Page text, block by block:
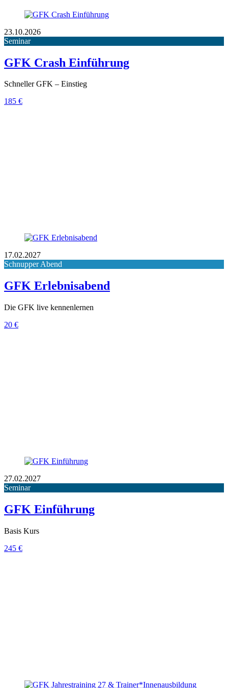
23.10.2026
Seminar
GFK Crash Einführung
Schneller GFK – Einstieg
185 €
17.02.2027
Schnupper Abend
GFK Erlebnisabend
Die GFK live kennenlernen
20 €
27.02.2027
Seminar
GFK Einführung
Basis Kurs
245 €